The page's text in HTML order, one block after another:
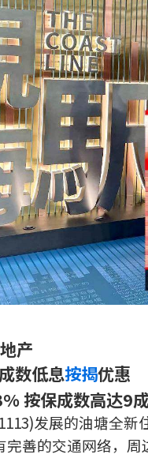
产
数低息按揭优惠
按保成数高达9
发展的油塘全新
完善的交通网络，